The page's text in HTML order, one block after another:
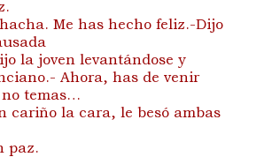
Me has hecho feliz.-Dijo
la joven levantándose y
Ahora, has de venir
temas…
cariño la cara, le besó ambas
paz.